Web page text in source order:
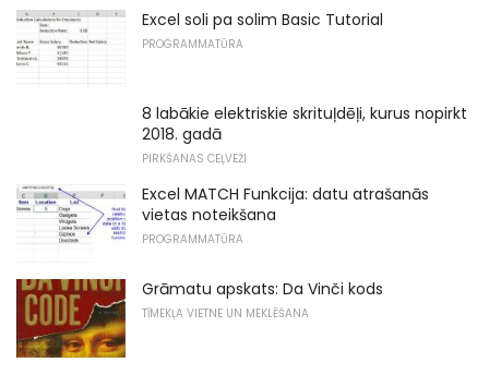
Excel soli pa solim Basic Tutorial
PROGRAMMATŪRA
8 labākie elektriskie skrituļdēļi, kurus nopirkt
2018. gadā
PIRKŠANAS CEĻVEŽI
Excel MATCH Funkcija: datu atrašanās
vietas noteikšana
PROGRAMMATŪRA
Grāmatu apskats: Da Vinči kods
TĪMEKĻA VIETNE UN MEKLĒŠANA